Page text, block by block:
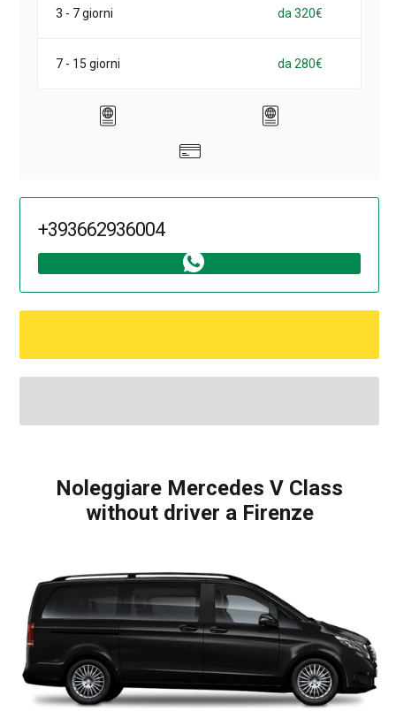
3 - 7 giorni da 320€
7 - 15 giorni da 280€
+393662936004
Noleggiare Mercedes V Class
without driver a Firenze